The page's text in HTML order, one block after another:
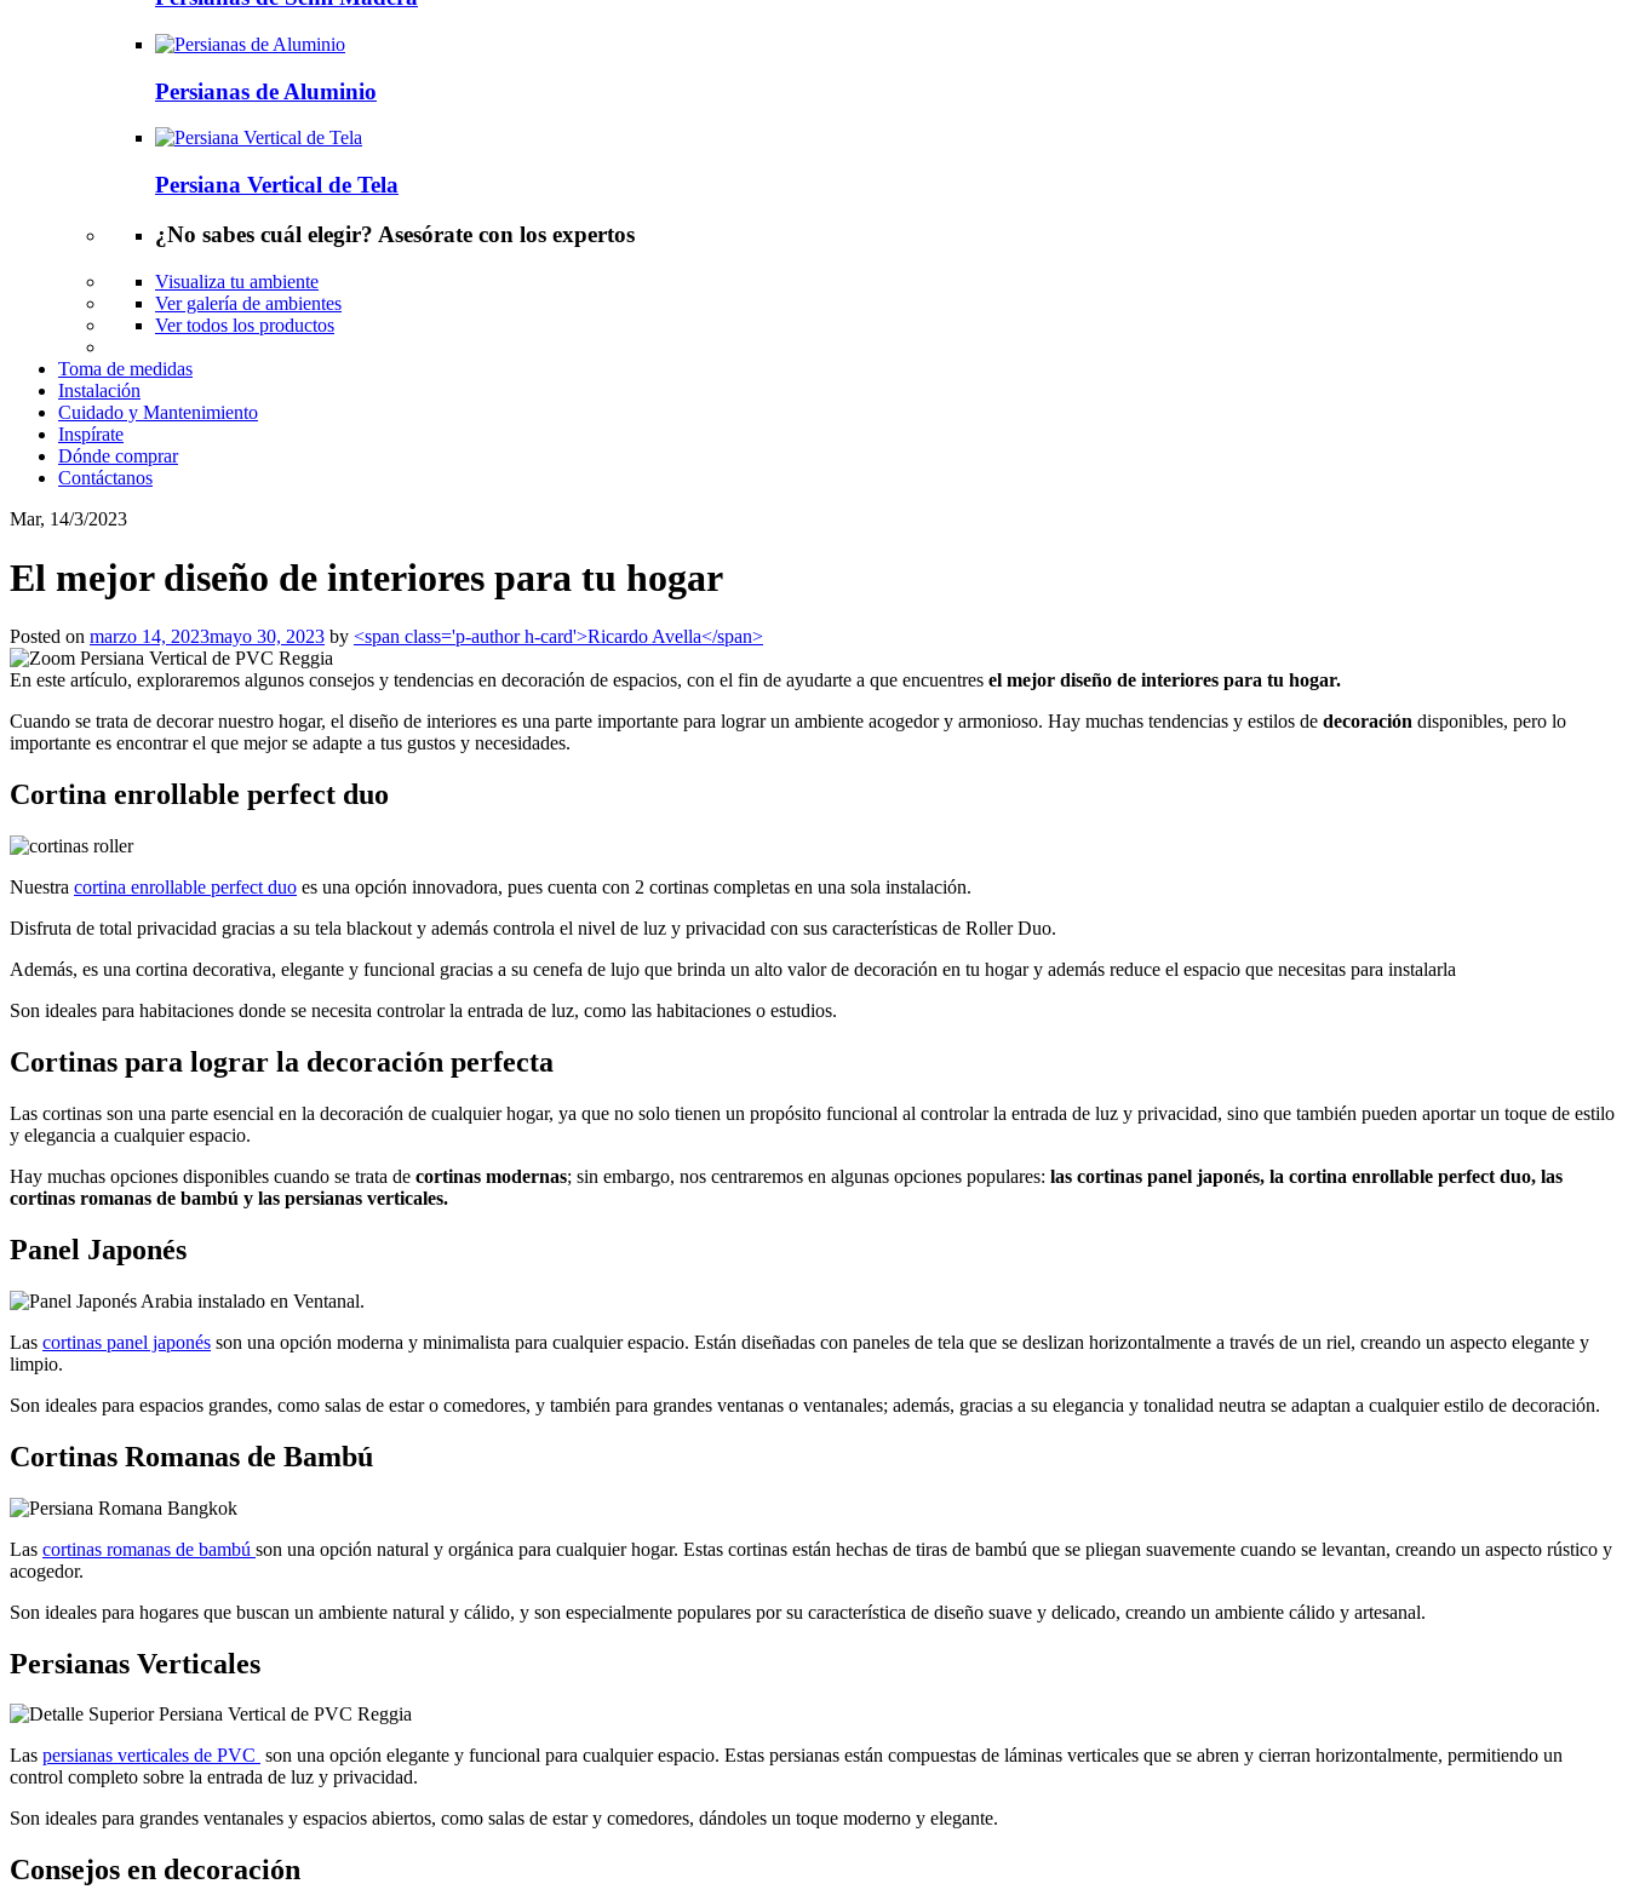
Persianas de Aluminio
Persiana Vertical de Tela
¿No sabes cuál elegir? Asesórate con los expertos
Visualiza tu ambiente
Ver galería de ambientes
Ver todos los productos
Toma de medidas
Instalación
Cuidado y Mantenimiento
Inspírate
Dónde comprar
Contáctanos
Mar, 14/3/2023
El mejor diseño de interiores para tu hogar
Posted on marzo 14, 2023mayo 30, 2023 by <span class='p-author h-card'>Ricardo Avella</span>
En este artículo, exploraremos algunos consejos y tendencias en decoración de espacios, con el fin de ayudarte a que encuentres el mejor diseño de interiores para tu hogar.
Cuando se trata de decorar nuestro hogar, el diseño de interiores es una parte importante para lograr un ambiente acogedor y armonioso. Hay muchas tendencias y estilos de decoración disponibles, pero lo
importante es encontrar el que mejor se adapte a tus gustos y necesidades.
Cortina enrollable perfect duo
Nuestra cortina enrollable perfect duo es una opción innovadora, pues cuenta con 2 cortinas completas en una sola instalación.
Disfruta de total privacidad gracias a su tela blackout y además controla el nivel de luz y privacidad con sus características de Roller Duo.
Además, es una cortina decorativa, elegante y funcional gracias a su cenefa de lujo que brinda un alto valor de decoración en tu hogar y además reduce el espacio que necesitas para instalarla
Son ideales para habitaciones donde se necesita controlar la entrada de luz, como las habitaciones o estudios.
Cortinas para lograr la decoración perfecta
Las cortinas son una parte esencial en la decoración de cualquier hogar, ya que no solo tienen un propósito funcional al controlar la entrada de luz y privacidad, sino que también pueden aportar un toque de estilo
y elegancia a cualquier espacio.
Hay muchas opciones disponibles cuando se trata de cortinas modernas; sin embargo, nos centraremos en algunas opciones populares: las cortinas panel japonés, la cortina enrollable perfect duo, las
cortinas romanas de bambú y las persianas verticales.
Panel Japonés
Las cortinas panel japonés son una opción moderna y minimalista para cualquier espacio. Están diseñadas con paneles de tela que se deslizan horizontalmente a través de un riel, creando un aspecto elegante y
limpio.
Son ideales para espacios grandes, como salas de estar o comedores, y también para grandes ventanas o ventanales; además, gracias a su elegancia y tonalidad neutra se adaptan a cualquier estilo de decoración.
Cortinas Romanas de Bambú
Las cortinas romanas de bambú son una opción natural y orgánica para cualquier hogar. Estas cortinas están hechas de tiras de bambú que se pliegan suavemente cuando se levantan, creando un aspecto rústico y
acogedor.
Son ideales para hogares que buscan un ambiente natural y cálido, y son especialmente populares por su característica de diseño suave y delicado, creando un ambiente cálido y artesanal.
Persianas Verticales
Las persianas verticales de PVC son una opción elegante y funcional para cualquier espacio. Estas persianas están compuestas de láminas verticales que se abren y cierran horizontalmente, permitiendo un
control completo sobre la entrada de luz y privacidad.
Son ideales para grandes ventanales y espacios abiertos, como salas de estar y comedores, dándoles un toque moderno y elegante.
Consejos en decoración